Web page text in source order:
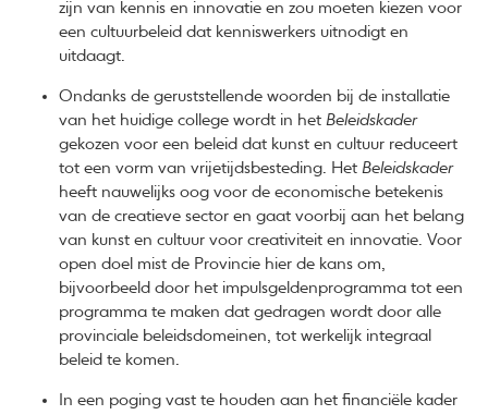
zijn van kennis en innovatie en zou moeten kiezen voor
een cultuurbeleid dat kenniswerkers uitnodigt en
uitdaagt.
Ondanks de geruststellende woorden bij de installatie
van het huidige college wordt in hetBeleidskader
gekozen voor een beleid dat kunst en cultuur reduceert
tot een vorm van vrijetijdsbesteding. HetBeleidskader
heeft nauwelijks oog voor de economische betekenis
van de creatieve sector en gaat voorbij aan het belang
van kunst en cultuur voor creativiteit en innovatie. Voor
open doel mist de Provincie hier de kans om,
bijvoorbeeld door het impulsgeldenprogramma tot een
programma te maken dat gedragen wordt door alle
provinciale beleidsdomeinen, tot werkelijk integraal
beleid te komen.
In een poging vast te houden aan het financiële kader